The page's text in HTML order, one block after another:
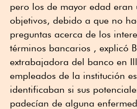
pero los de mayor edad eran
objetivos, debido a que no
preguntas acerca de los
términos bancarios , explicó
extrabajadora del banco en
empleados de la institución
identificaban si sus
padecían de alguna